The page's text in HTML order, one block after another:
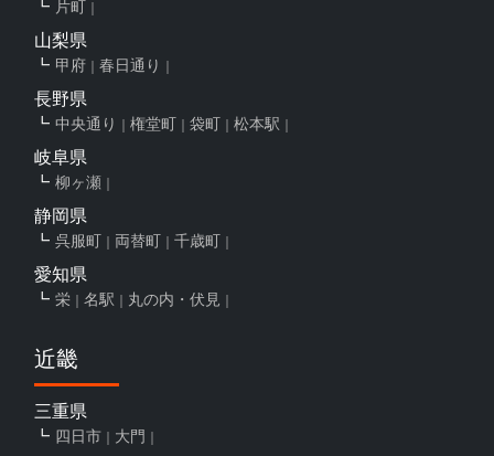
片町
山梨県
甲府 春日通り
長野県
中央通り 権堂町 袋町 松本駅
岐阜県
柳ヶ瀬
静岡県
呉服町 両替町 千歳町
愛知県
栄 名駅 丸の内・伏見
近畿
三重県
四日市 大門